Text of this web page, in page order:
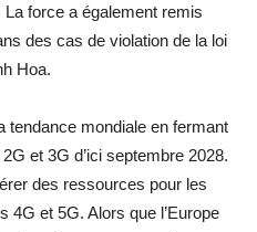
force a également remis
des cas de violation de la loi
Hoa.
tendance mondiale en fermant
et 3G d’ici septembre 2028.
des ressources pour les
4G et 5G. Alors que l’Europe